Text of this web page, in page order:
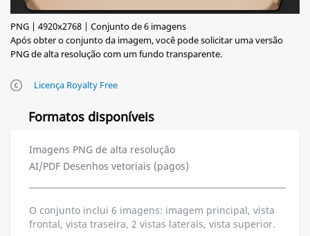
PNG | 4920x2768 | Conjunto de 6 imagens
Após obter o conjunto da imagem, você pode solicitar uma versão
PNG de alta resolução com um fundo transparente.
Licença Royalty Free
Formatos disponíveis
Imagens PNG de alta resolução
AI/PDF Desenhos vetoriais (pagos)
O conjunto inclui 6 imagens: imagem principal, vista
frontal, vista traseira, 2 vistas laterais, vista superior.